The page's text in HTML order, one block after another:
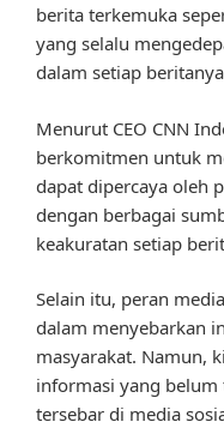
berita terkemuka
yang selalu
dalam setiap
Menurut CEO CNN
berkomitmen untuk
dapat dipercaya oleh
dengan berbagai
keakuratan setiap
Selain itu, peran
dalam menyebarkan
masyarakat. Namun,
informasi yang
tersebar di media